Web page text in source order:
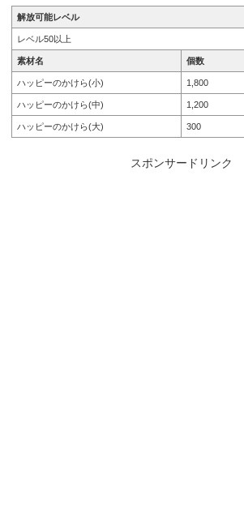
解放可能レベル
レベル50以上
素材名 個数
ハッピーのかけら(小) 1,800
ハッピーのかけら(中) 1,200
ハッピーのかけら(大) 300
スポンサードリンク